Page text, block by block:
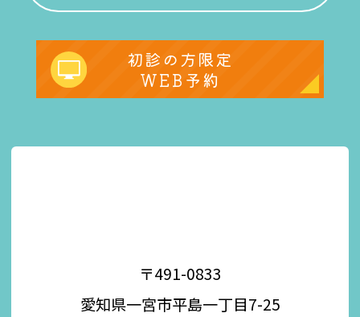
初診の方限定
WEB予約
〒491-0833
愛知県一宮市平島一丁目7-25